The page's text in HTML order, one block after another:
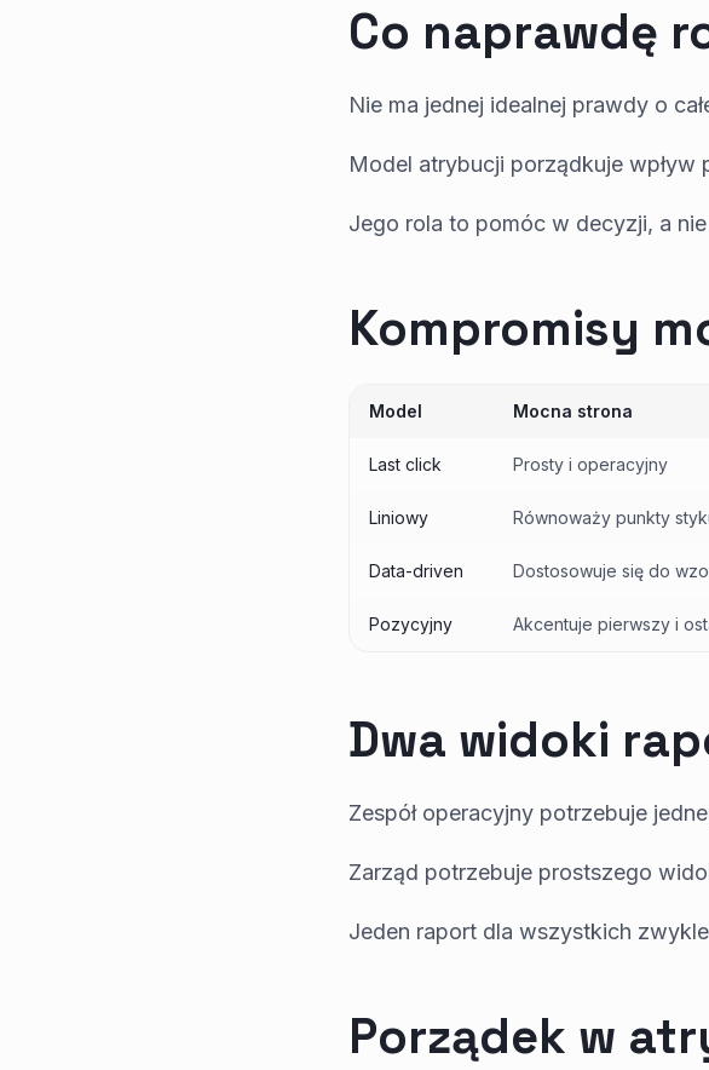
Co naprawdę
Nie ma jednej idealnej prawdy o
Model atrybucji porządkuje wpływ
Jego rola to pomóc w decyzji, a
Kompromisy
Model Mocna strona
Last click Prosty i operacyjny
Liniowy Równoważy punkty
Data-driven Dostosowuje się do
Pozycyjny Akcentuje pierwszy i
Dwa widoki
Zespół operacyjny potrzebuje
Zarząd potrzebuje prostszego
Jeden raport dla wszystkich
Porządek w